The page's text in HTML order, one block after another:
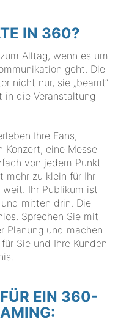
IN 360?
Alltag, wenn es um
geht. Die
nicht nur, sie „beamt“
in die Veranstaltung
Ihre Fans,
Konzert, eine Messe
von jedem Punkt
mehr zu klein für Ihr
weit. Ihr Publikum ist
mitten drin. Die
Sprechen Sie mit
Planung und machen
Sie und Ihre Kunden
EIN 360-